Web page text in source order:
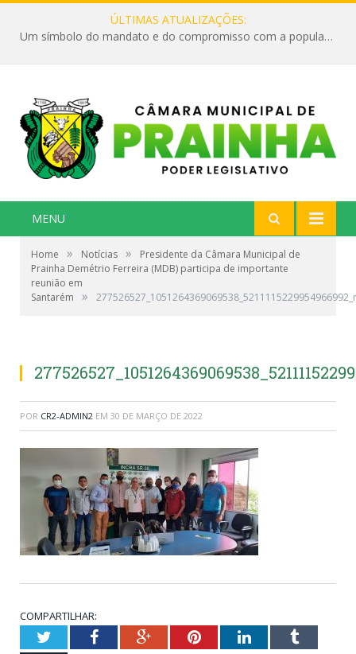
ÚLTIMAS ATUALIZAÇÕES:
Um símbolo do mandato e do compromisso com a população
MENU
Home » Notícias »
Presidente da Câmara Municipal de
Prainha Demétrio Ferreira (MDB) participa de importante
reunião em
Santarém
»
POR CR2-ADMIN2 EM 30 DE MARÇO DE 2022
COMPARTILHAR:
TwitterFacebookGoogle+PinterestLinkedInTumblr